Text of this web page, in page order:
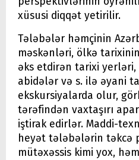
xüsusi diqqət yetirilir.
Tələbələr həmçinin
məskənləri, ölkə
əks etdirən tarixi
abidələr və s. ilə əyani
ekskursiyalarda olur,
tərəfindən vaxtaşırı
iştirak edirlər. Maddi-
heyət tələbələrin təkcə
mütəxəssis kimi yox,